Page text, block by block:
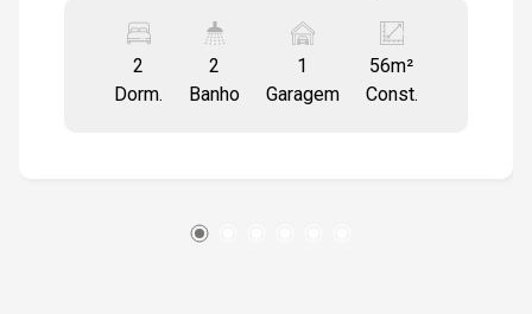
13:30
14:30
apoio. Piso porcelanato na sala e laminado nos
quartos Vaga coberta para 1 carro Condomínio
completo com lazer e segurança, em excelente
informações deste imóvel ou agendar uma
2
Dorm.
2
Banho
1
Garagem
56m²
Const.